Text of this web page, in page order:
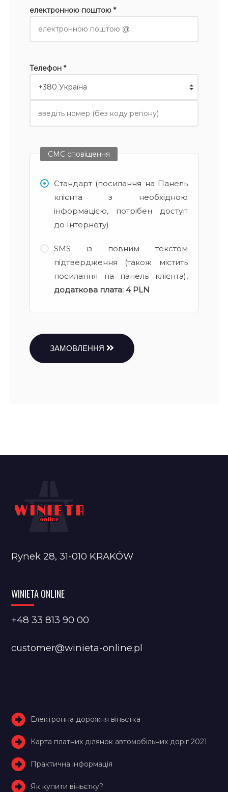
електронною поштою *
Телефон *
СМС сповіщення
Стандарт (посилання на Панель
клієнта з необхідною
інформацією, потрібен доступ
до Інтернету)
SMS із повним текстом
підтвердження (також містить
посилання на панель клієнта),
додаткова плата: 4 PLN
ЗАМОВЛЕННЯ
Rynek 28, 31-010 KRAKÓW
WINIETA ONLINE
+48 33 813 90 00
customer@winieta-online.pl
Електронна дорожня віньєтка
Карта платних ділянок автомобільних доріг 2021
Практична інформація
Як купити віньєтку?